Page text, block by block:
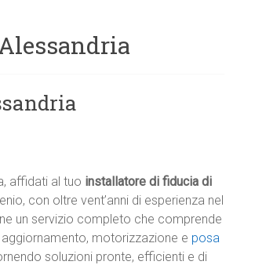
affidati al tuo installatore di fiducia di
con oltre vent’anni di esperienza nel
un servizio completo che comprende
motorizzazione e posa
soluzioni pronte, efficienti e di